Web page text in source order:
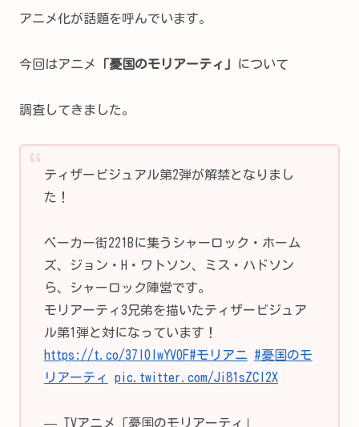
アニメ化が話題を呼んでいます。
今回はアニメ 「憂国のモリアーティ」 について
調査してきました。
ティザービジュアル第2弾が解禁となりまし
た！
ベーカー街221Bに集うシャーロック・ホーム
ズ、ジョン・H・ワトソン、ミス・ハドソン
ら、シャーロック陣営です。
モリアーティ3兄弟を描いたティザービジュア
ル第1弾と対になっています！
https://t.co/37IOlwYVOF#モリアニ
#憂国のモ
リアーティ
pic.twitter.com/Ji81sZCl2X
— TVアニメ「憂国のモリアーティ」